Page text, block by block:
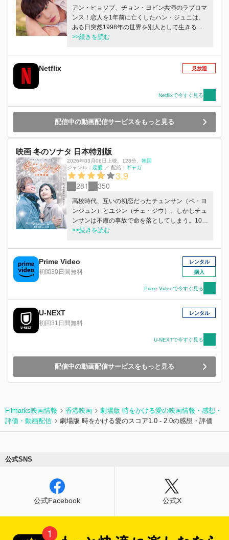
アン・ヒョソプ、チョン・ヨビン共演のラブロマ
ンス！恋人を1年前に亡くしたハン・ジュニは、
ある日突然1998年の世界を別人として生きるこ
とに…。 Netflix シリーズ「いつかの君に」9月8
>>続きを読む
Netflix 見放題
Netflixで今すぐ見る
配信中の動画配信サービスをもっと見る
映画 冬のソナタ 日本特別版
2026年03月06日上映 128分
韓国
ジャンル： 恋愛 ／ 配給： ギャガ
3.9
281 350
高校時代、互いの初恋だったチュンサン（ペ・ヨ
ンジュン）とユジン（チェ・ジウ）。しかしチュ
ンサンは不慮の事故で命を落としてしまう。10年
後、インテリア会社を経営するユジンの前にチュ
2役）が突然現れる。動揺するユジン――。だ
が、亡き初恋を胸にしまい込んで生きてきた、彼
女の凍りついていた“心”はその瞬間から動き始め
>>続きを読む
Prime Video
初回30日間無料
レンタル
購入
Prime Videoで今すぐ見る
U-NEXT
初回31日間無料
レンタル
U-NEXTで今すぐ見る
配信中の動画配信サービスをもっと見る
Filmarks映画情報 香港映画
劇場版 時をかける愛の映画情報・感想・
評価・動画配信
劇場版 時をかける愛のスコア1.0 - 2.0の感想・評価
公式SNS
公式Facebook 公式X